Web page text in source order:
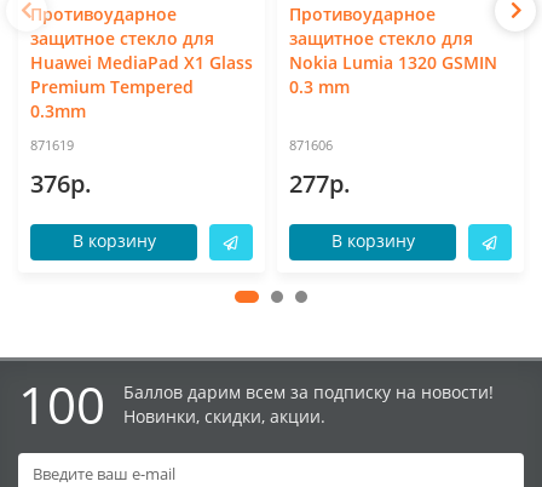
Противоударное
защитное стекло для
Huawei MediaPad X1 Glass
Premium Tempered
0.3mm
871619
376р.
В корзину
Противоударное
защитное стекло для
Nokia Lumia 1320 GSMIN
0.3 mm
871606
277р.
В корзину
100
Баллов дарим всем за подписку на новости!
Новинки, скидки, акции.